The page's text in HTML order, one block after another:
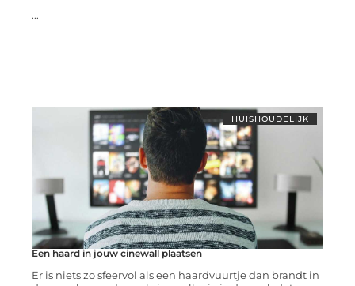
...
HUISHOUDELIJK
Een haard in jouw cinewall plaatsen
Er is niets zo sfeervol als een haardvuurtje dan brandt in